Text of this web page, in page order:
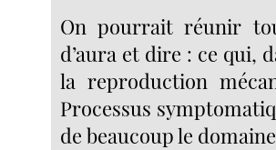
On pourrait réunir
d’aura et dire : ce qui,
la reproduction
Processus
de beaucoup le